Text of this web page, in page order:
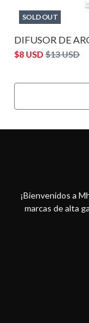
SOLD OUT
DIFUSOR DE
$8 USD $13 USD
¡Bienvenidos a
marcas de alta